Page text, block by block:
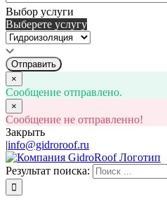
Выбор услуги
Выберете услугу
Отправить
×
Сообщение отправлено.
×
Сообщение не отправленно!
Закрыть
|info@gidroroof.ru
Результат поиска: